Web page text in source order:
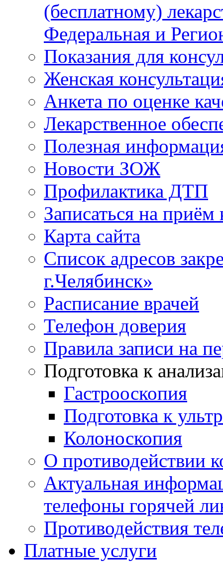
(бесплатному)
Федеральная и
Показания для
Женская
Анкета по оценке
Лекарственное
Полезная
Новости ЗОЖ
Профилактика ДТП
Записаться на приём
Карта сайта
Список адресов
г.Челябинск»
Расписание врачей
Телефон доверия
Правила записи на
Подготовка к
Гастрооскопия
Подготовка к
Колоноскопия
О противодействии
Актуальная
телефоны горячей
Противодействия
Платные услуги